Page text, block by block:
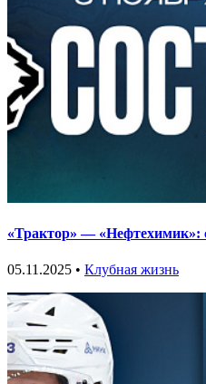
«Трактор» — «Нефтехимик»:
05.11.2025 • Клубная жизнь